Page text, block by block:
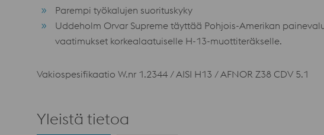
Parempi työkalujen suorituskyky
Uddeholm Orvar Supreme täyttää Pohjois-Amerikan
vaatimukset korkealaatuiselle H-13-muottiteräkselle.
Vakiospesifikaatio W.nr 1.2344 / AISI H13 / AFNOR Z38 CDV 5.1
Yleistä tietoa